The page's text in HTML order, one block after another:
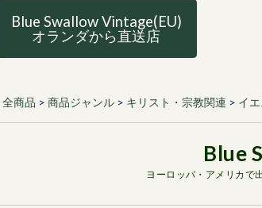
Blue Swallow Vintage(EU)
オランダから直送店
全商品 > 商品ジャンル> キリスト・宗教関連 > イ
ヨーロッパ・アメリカで